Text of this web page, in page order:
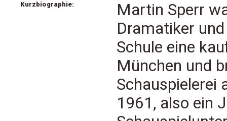
Kurzbiographie:
Martin Sperr
Dramatiker
Schule eine
München und
Schauspielerei
1961, also ein